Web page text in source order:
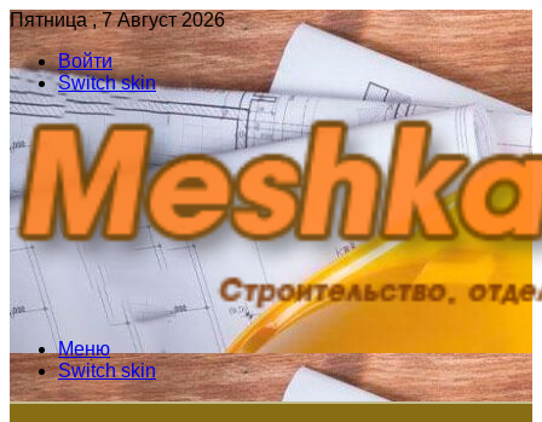
Пятница , 7 Август 2026
Войти
Switch skin
Меню
Switch skin